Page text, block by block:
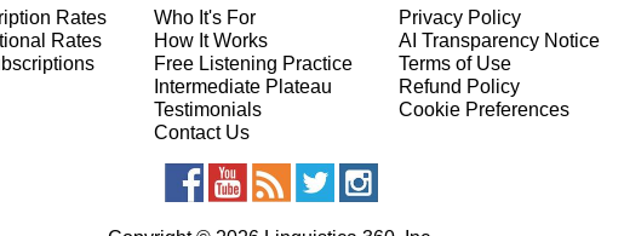
Rates
Rates
Who It's For
How It Works
Free Listening Practice
Intermediate Plateau
Testimonials
Contact Us
Privacy Policy
AI Transparency Notice
Terms of Use
Refund Policy
Cookie Preferences